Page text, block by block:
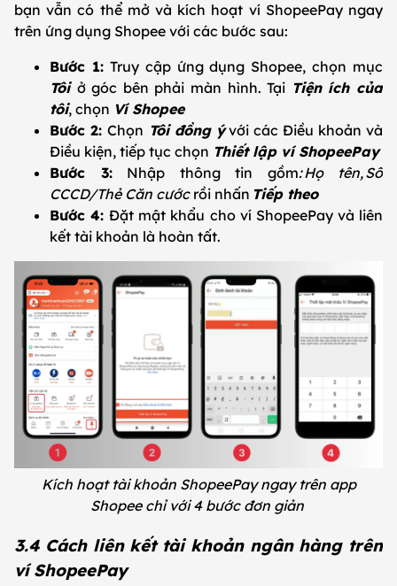
bạn vẫn có thể mở và kích hoạt ví ShopeePay ngay
trên ứng dụng Shopee với các bước sau:
Bước 1:Truy cập ứng dụng Shopee, chọn mục
Tôi ở góc bên phải màn hình. Tại Tiện ích của
tôi, chọn Ví Shopee
Bước 2: Chọn Tôi đồng ývới các Điều khoản và
Điều kiện, tiếp tục chọn Thiết lập ví ShopeePay
Bước 3:Nhập thông tin gồm: Họ tên, Số
CCCD/Thẻ Căn cướcrồi nhấn Tiếp theo
Bước 4:Đặt mật khẩu cho ví ShopeePay và liên
kết tài khoản là hoàn tất.
Kích hoạt tài khoản ShopeePay ngay trên app
Shopee chỉ với 4 bước đơn giản
3.4 Cách liên kết tài khoản ngân hàng trên
ví ShopeePay